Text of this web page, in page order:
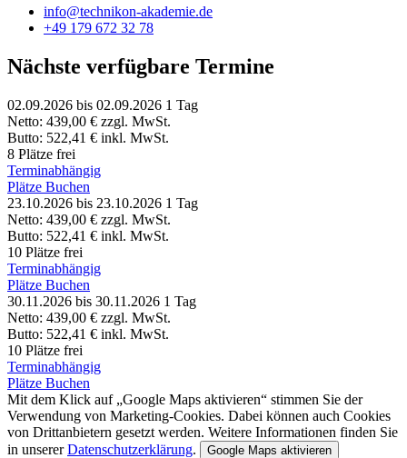
info@technikon-akademie.de
+49 179 672 32 78
Nächste verfügbare Termine
02.09.2026 bis 02.09.2026 1 Tag
Netto: 439,00 € zzgl. MwSt.
Butto: 522,41 € inkl. MwSt.
8 Plätze frei
Terminabhängig
Plätze Buchen
23.10.2026 bis 23.10.2026 1 Tag
Netto: 439,00 € zzgl. MwSt.
Butto: 522,41 € inkl. MwSt.
10 Plätze frei
Terminabhängig
Plätze Buchen
30.11.2026 bis 30.11.2026 1 Tag
Netto: 439,00 € zzgl. MwSt.
Butto: 522,41 € inkl. MwSt.
10 Plätze frei
Terminabhängig
Plätze Buchen
Mit dem Klick auf „Google Maps aktivieren“ stimmen Sie der
Verwendung von Marketing-Cookies. Dabei können auch Cookies
von Drittanbietern gesetzt werden. Weitere Informationen finden Sie
in unsererDatenschutzerklärung. Google Maps aktivieren